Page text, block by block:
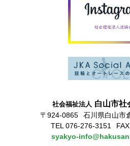
社会福祉法人 白山市社
〒924-0865
石川県白山市
TEL 076-276-3151
syakyo-